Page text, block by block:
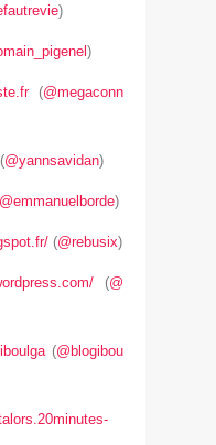
)
)
(@megaconn
@yannsavidan)
@emmanuelborde)
(@rebusix)
(@
(@blogibou